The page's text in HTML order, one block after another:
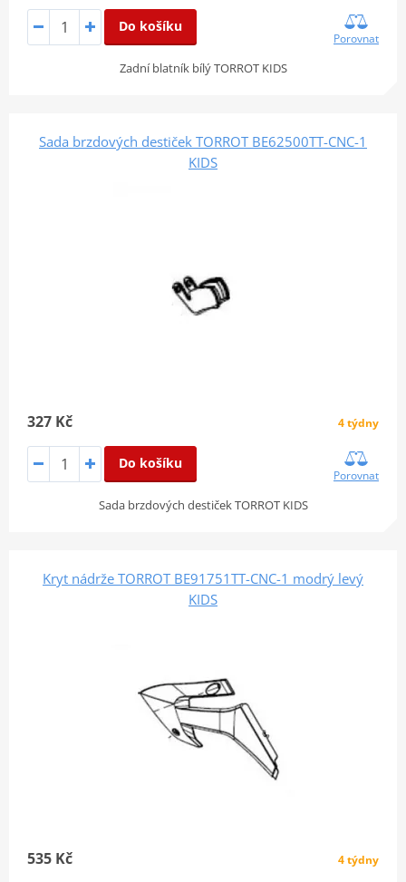
Do košíku
Porovnat
Zadní blatník bílý TORROT KIDS
Sada brzdových destiček TORROT BE62500TT-CNC-1
KIDS
327 Kč 4 týdny
Do košíku
Porovnat
Sada brzdových destiček TORROT KIDS
Kryt nádrže TORROT BE91751TT-CNC-1 modrý levý
KIDS
535 Kč 4 týdny